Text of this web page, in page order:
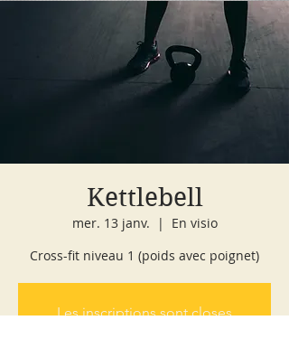
cours d'essai boutique
Kettlebell
mer. 13 janv.
  |
En visio
Cross-fit niveau 1 (poids avec poignet)
Les inscriptions sont closes